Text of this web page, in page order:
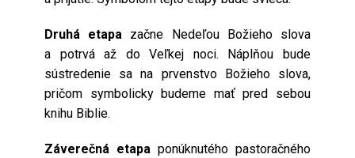
Druhá etapa začne Nedeľou Božieho slova
a potrvá až do Veľkej noci. Náplňou bude
sústredenie sa na prvenstvo Božieho slova,
pričom symbolicky budeme mať pred sebou
knihu Biblie.
Záverečná etapa ponúknutého pastoračného